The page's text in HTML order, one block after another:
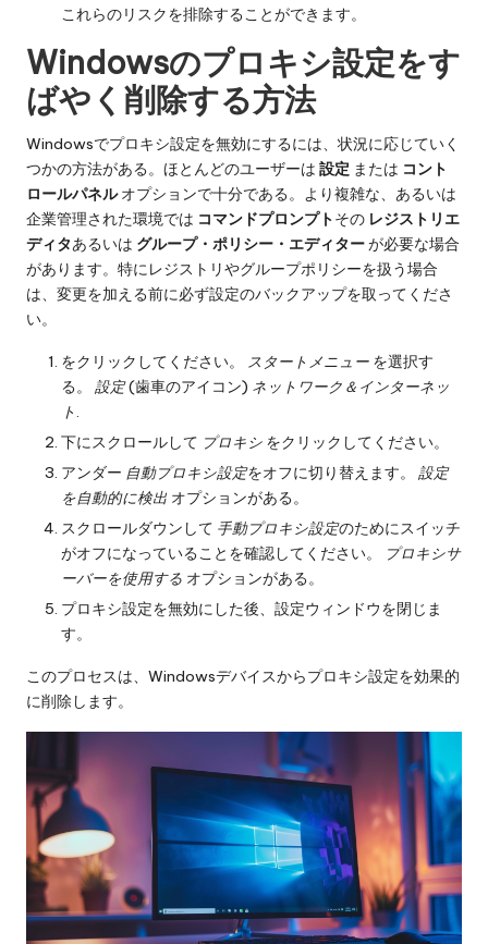
これらのリスクを排除することができます。
Windowsのプロキシ設定をす
ばやく削除する方法
Windowsでプロキシ設定を無効にするには、状況に応じていく
つかの方法がある。ほとんどのユーザーは 設定 または コント
ロールパネルオプションで十分である。より複雑な、あるいは
企業管理された環境では コマンドプロンプトその レジストリエ
ディタあるいは グループ・ポリシー・エディターが必要な場合
があります。特にレジストリやグループポリシーを扱う場合
は、変更を加える前に必ず設定のバックアップを取ってくださ
い。
をクリックしてください。 スタートメニュー を選択す
る。 設定(歯車のアイコン) ネットワーク＆インターネッ
ト
下にスクロールして プロキシ をクリックしてください。
アンダー 自動プロキシ設定をオフに切り替えます。 設定
を自動的に検出 オプションがある。
スクロールダウンして 手動プロキシ設定のためにスイッチ
がオフになっていることを確認してください。
プロキシサ
ーバーを使用する オプションがある。
プロキシ設定を無効にした後、設定ウィンドウを閉じま
す。
このプロセスは、Windowsデバイスからプロキシ設定を効果的
に削除します。